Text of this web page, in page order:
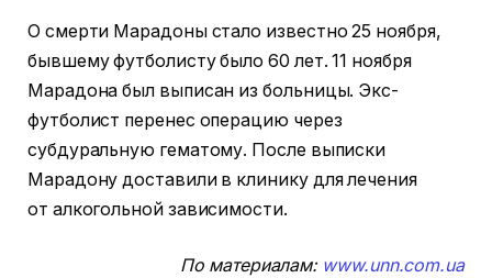
О смерти Марадоны стало известно 25 ноября,
бывшему футболисту было 60 лет. 11 ноября
Марадона был выписан из больницы. Экс-
футболист перенес операцию через
субдуральную гематому. После выписки
Марадону доставили в клинику для лечения
от алкогольной зависимости.
По материалам: www.unn.com.ua